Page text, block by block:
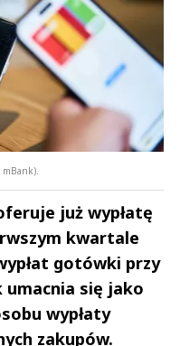
mBank).
już wypłatę
kwartale
gotówki przy
umacnia się jako
wypłaty
zakupów.